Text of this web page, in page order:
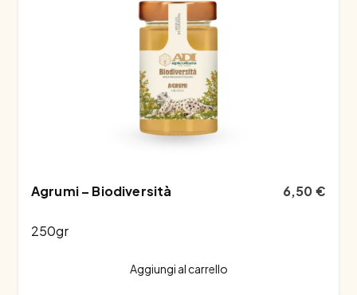
Agrumi – Biodiversità
250gr
6,50€
Aggiungi al carrello